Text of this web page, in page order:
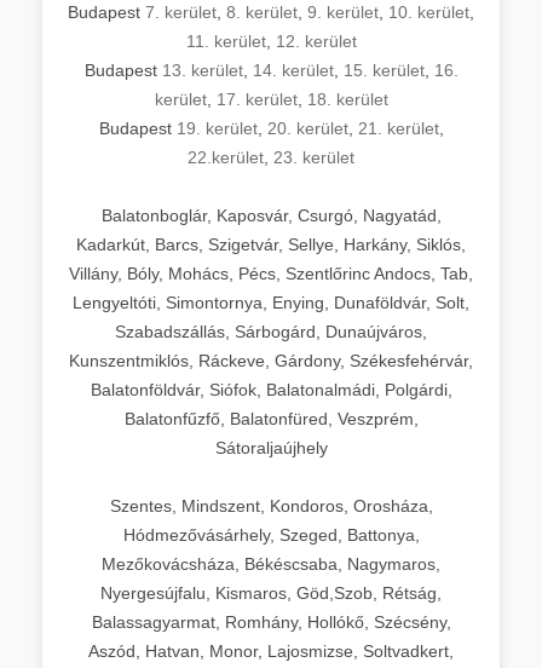
Budapest 7. kerület 8. kerület 9. kerület 10. kerület
11. kerület, 12. kerület
Budapest 13. kerület, 14. kerület, 15. kerület, 16.
kerület, 17. kerület, 18. kerület
Budapest 19. kerület, 20. kerület, 21. kerület,
22.kerület 23. kerület
Balatonboglár, Kaposvár, Csurgó, Nagyatád,
Kadarkút, Barcs, Szigetvár, Sellye, Harkány, Siklós,
Villány, Bóly, Mohács, Pécs, Szentlőrinc Andocs, Tab,
Lengyeltóti, Simontornya, Enying, Dunaföldvár, Solt,
Szabadszállás, Sárbogárd, Dunaújváros,
Kunszentmiklós, Ráckeve, Gárdony, Székesfehérvár,
Balatonföldvár, Siófok, Balatonalmádi, Polgárdi,
Balatonfűzfő, Balatonfüred, Veszprém,
Sátoraljaújhely
Szentes, Mindszent, Kondoros, Orosháza,
Hódmezővásárhely, Szeged, Battonya,
Mezőkovácsháza, Békéscsaba, Nagymaros,
Nyergesújfalu, Kismaros, Göd,Szob, Rétság,
Balassagyarmat, Romhány, Hollókő, Szécsény,
Aszód, Hatvan, Monor, Lajosmizse, Soltvadkert,